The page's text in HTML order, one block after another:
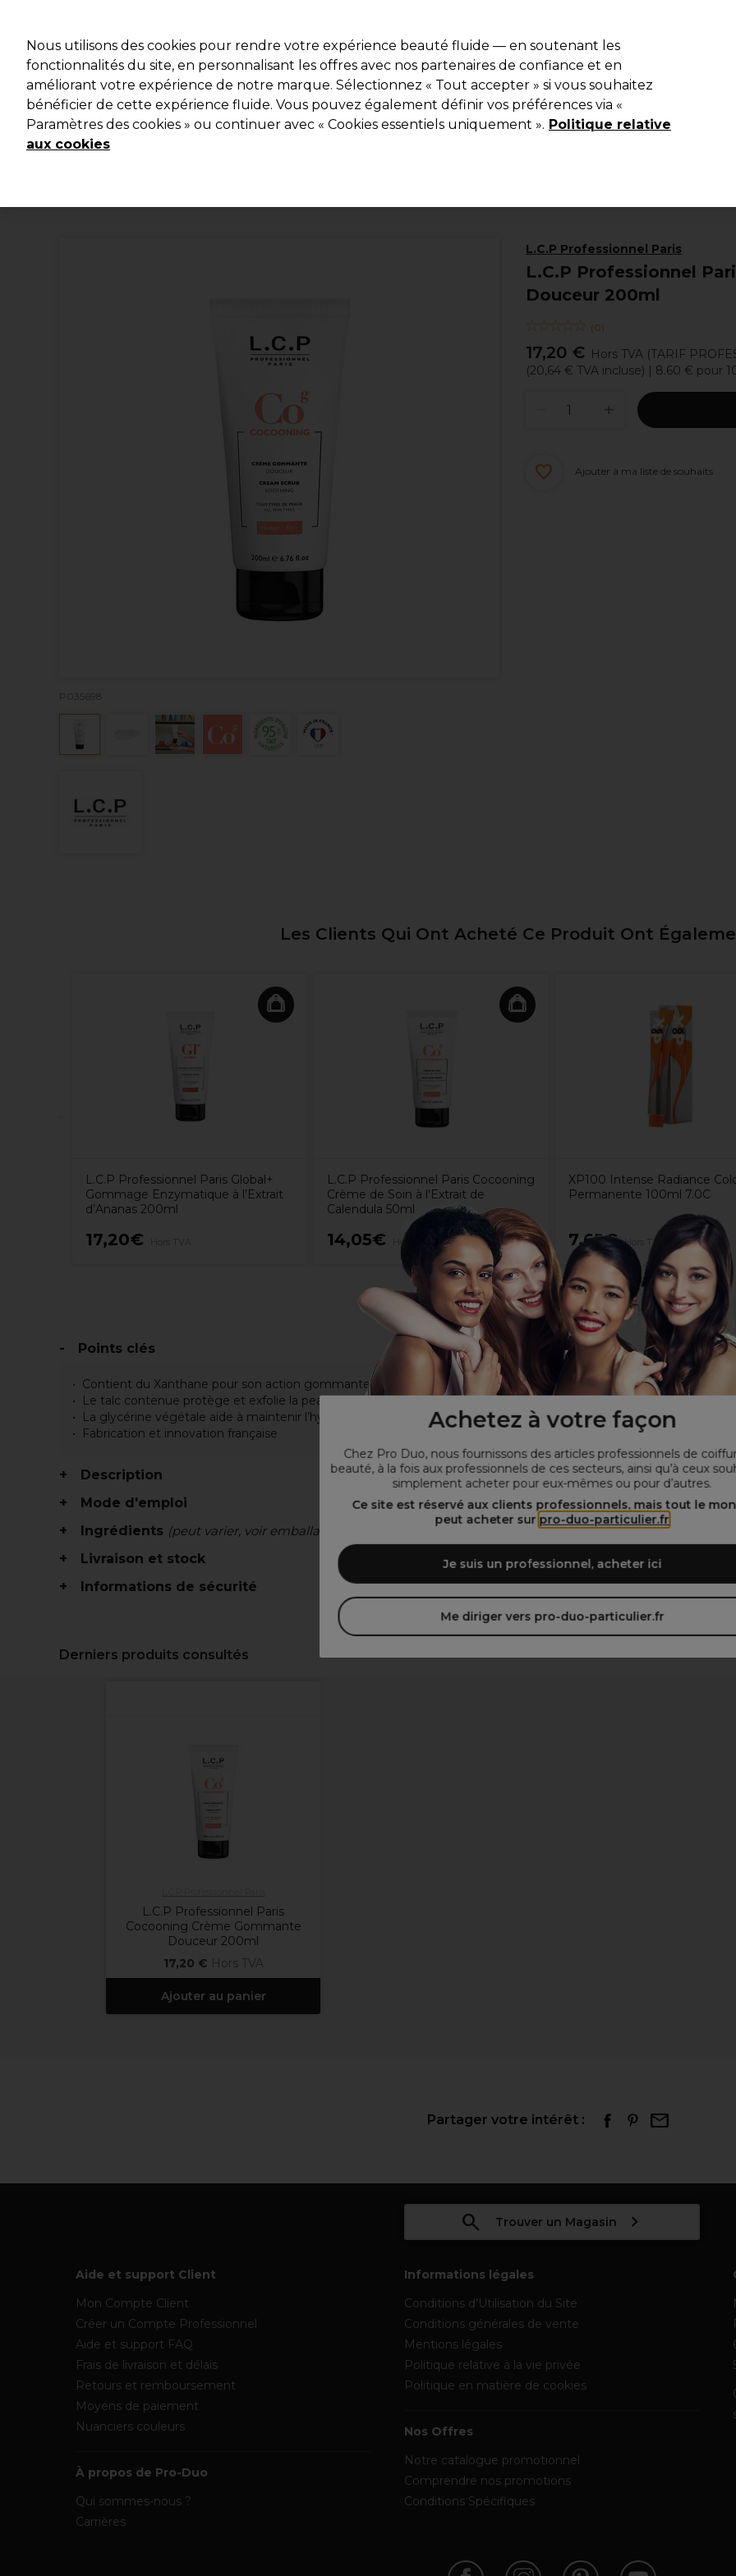
Achetez à votre façon
Chez Pro Duo, nous fournissons des articles professionnels de
beauté, à la fois aux professionnels de ces secteurs, ainsi qu’à ceux
simplement acheter pour eux-mêmes ou pour d’autres.
Ce site est réservé aux clients professionnels, mais tout le
peut acheter sur pro-duo-particulier.fr
Je suis un professionnel, acheter ici
Me diriger vers pro-duo-particulier.fr
Rechercher
Marques
Bons plans Coiffure Electro et Matériel Equipement de salon Beauté Hommes
Livraison et délais
L.C.P Professionnel Paris
L.C.P Professionnel
Douceur 200ml
(0)
17,20 € Hors TVA (TARIF
(20,64 € TVA incluse) | 8.60 € pour
P035698
Ajouter à ma liste de souhaits
Les Clients Qui Ont Acheté Ce Produit Ont
L.C.P Professionnel Paris Global+
Gommage Enzymatique à l’Extrait
d’Ananas 200ml
17,20€
L.C.P Professionnel Paris Cocooning
Crème de Soin à l'Extrait de
Calendula 50ml
14,05€ Hors TVA
XP100 Intense Radiance
Permanente 100ml 7.0C
7,65€ Hors TVA
Points clés
Contient du Xanthane pour son action gommante
Le talc contenue protège et exfolie la peau
La glycérine végétale aide à maintenir l’hydratation et adoucit la peau
Fabrication et innovation française
Description
Mode d'emploi
Ingrédients (peut varier, voir emballage)
Livraison et stock
Informations de sécurité
Derniers produits consultés
L.C.P Professionnel Paris
Cocooning Crème Gommante
Douceur 200ml
17,20 € Hors TVA
Ajouter au panier
Partager votre intérêt :
Trouver un Magasin
Aide et support Client
Mon Compte Client
Créer un Compte Professionnel
Aide et support FAQ
Frais de livraison et délais
Retours et remboursement
Moyens de paiement
Nuanciers couleurs
À propos de Pro-Duo
Qui sommes-nous ?
Carrières
Informations légales
Conditions d’Utilisation du Site
Conditions générales de vente
Mentions légales
Politique relative à la vie privée
Politique en matière de cookies
Nos Offres
Notre catalogue promotionnel
Comprendre nos promotions
Conditions Spécifiques
Nous utilisons des cookies pour rendre votre expérience beauté fluide — en soutenant les
fonctionnalités du site, en personnalisant les offres avec nos partenaires de confiance et en
améliorant votre expérience de notre marque. Sélectionnez « Tout accepter » si vous souhaitez
bénéficier de cette expérience fluide. Vous pouvez également définir vos préférences via «
Paramètres des cookies » ou continuer avec « Cookies essentiels uniquement ». Politique relative
aux cookies